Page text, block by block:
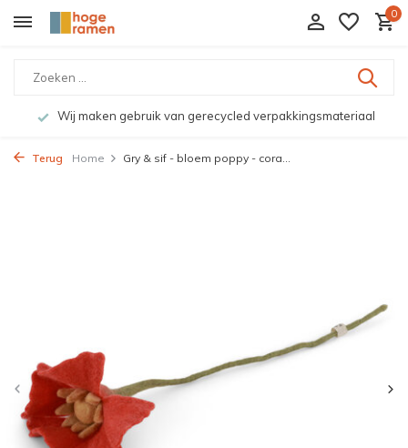
0
Wij maken gebruik van gerecycled verpakkingsmateriaal
Terug Home Gry & sif - bloem poppy - cora...